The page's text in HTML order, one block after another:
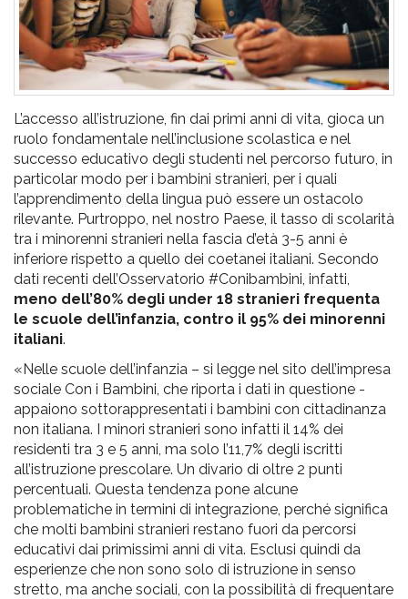
L’accesso all’istruzione, fin dai primi anni di vita, gioca un
ruolo fondamentale nell’inclusione scolastica e nel
successo educativo degli studenti nel percorso futuro, in
particolar modo per i bambini stranieri, per i quali
l’apprendimento della lingua può essere un ostacolo
rilevante. Purtroppo, nel nostro Paese, il tasso di scolarità
tra i minorenni stranieri nella fascia d’età 3-5 anni è
inferiore rispetto a quello dei coetanei italiani. Secondo
dati recenti dell’Osservatorio #Conibambini, infatti,
meno dell’80% degli under 18 stranieri frequenta
le scuole dell’infanzia, contro il 95% dei minorenni
italiani.
«Nelle scuole dell’infanzia – si legge nel sito dell’impresa
sociale Con i Bambini, che riporta i dati in questione -
appaiono sottorappresentati i bambini con cittadinanza
non italiana. I minori stranieri sono infatti il 14% dei
residenti tra 3 e 5 anni, ma solo l’11,7% degli iscritti
all’istruzione prescolare. Un divario di oltre 2 punti
percentuali. Questa tendenza pone alcune
problematiche in termini di integrazione, perché significa
che molti bambini stranieri restano fuori da percorsi
educativi dai primissimi anni di vita. Esclusi quindi da
esperienze che non sono solo di istruzione in senso
stretto, ma anche sociali, con la possibilità di frequentare